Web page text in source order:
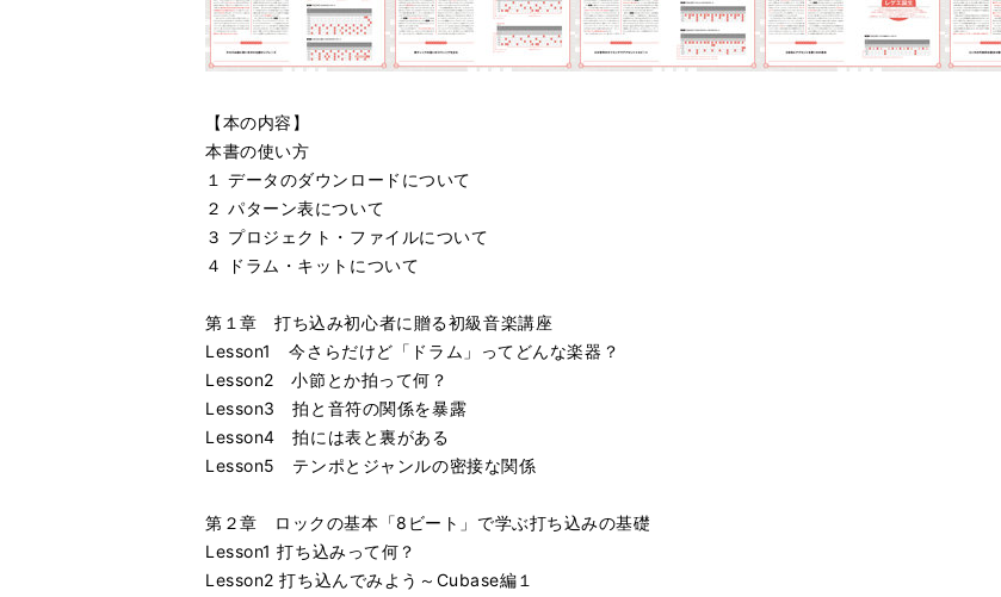
【本の内容】
本書の使い方
１ データのダウンロードについて
２ パターン表について
３ プロジェクト・ファイルについて
４ ドラム・キットについて
第１章 打ち込み初心者に贈る初級音楽講座
Lesson1 今さらだけど「ドラム」ってどんな楽器？
Lesson2 小節とか拍って何？
Lesson3 拍と音符の関係を暴露
Lesson4 拍には表と裏がある
Lesson5 テンポとジャンルの密接な関係
第２章 ロックの基本「8ビート」で学ぶ打ち込みの基礎
Lesson1 打ち込みって何？
Lesson2 打ち込んでみよう～Cubase編１